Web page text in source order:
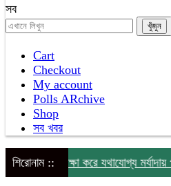
সব
Cart
Checkout
My account
Polls ARchive
Shop
সব খবর
শিরোনাম ::
বৃষ্টিকে উপেক্ষা করে যথাযোগ্য মর্যাদায়